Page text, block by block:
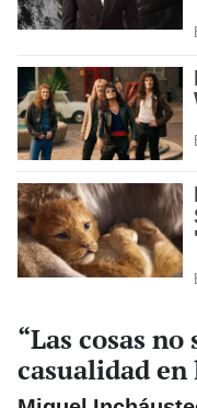
“Las cosas
casualidad